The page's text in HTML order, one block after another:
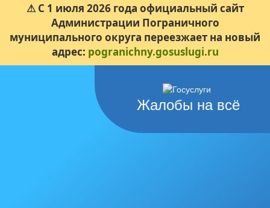
⚠ С 1 июля 2026 года официальный сайт
Администрации Пограничного
муниципального округа переезжает на новый
адрес: pogranichny.gosuslugi.ru
Жалобы на всё